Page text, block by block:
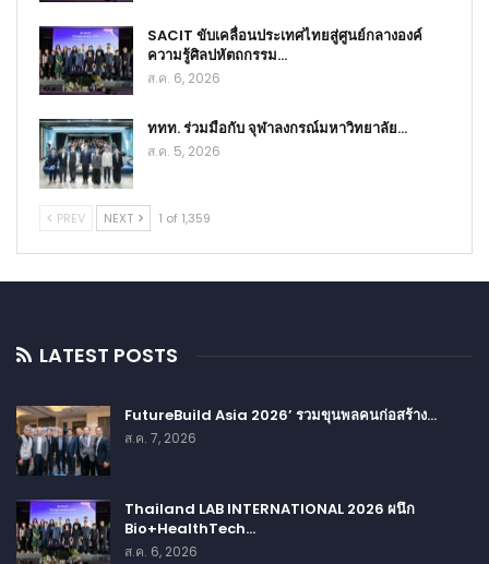
SACIT ขับเคลื่อนประเทศไทยสู่ศูนย์กลางองค์
ความรู้ศิลปหัตถกรรม…
ส.ค. 6, 2026
ททท. ร่วมมือกับ จุฬาลงกรณ์มหาวิทยาลัย…
ส.ค. 5, 2026
PREV NEXT 1 of 1,359
LATEST POSTS
FutureBuild Asia 2026’ รวมขุนพลคนก่อสร้าง…
ส.ค. 7, 2026
Thailand LAB INTERNATIONAL 2026 ผนึก
Bio+HealthTech…
ส.ค. 6, 2026